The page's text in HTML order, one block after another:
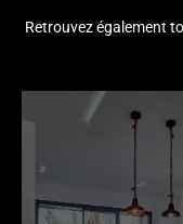
Retrouvez également